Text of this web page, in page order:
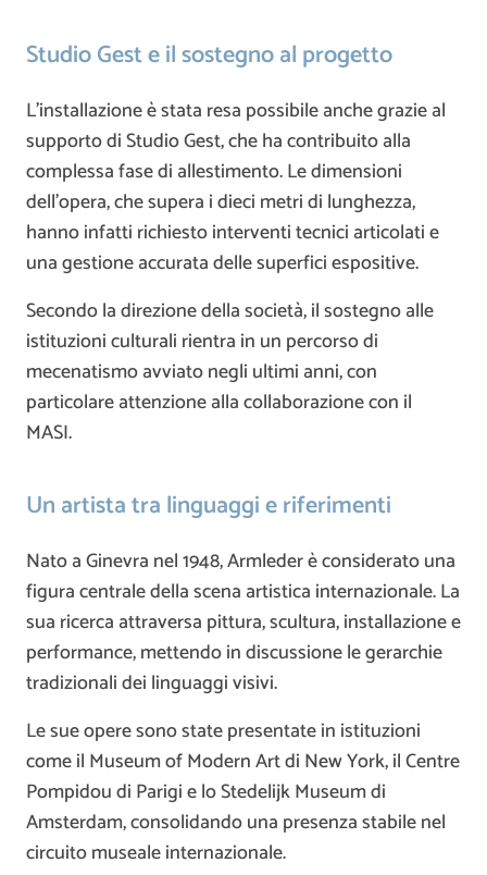
Studio Gest e il sostegno al progetto
L’installazione è stata resa possibile anche grazie al
supporto diStudio Gest, che ha contribuito alla
complessa fase di allestimento. Le dimensioni
dell’opera, che supera i dieci metri di lunghezza,
hanno infatti richiesto interventi tecnici articolati e
una gestione accurata delle superfici espositive.
Secondo la direzione della società, il sostegno alle
istituzioni culturali rientra in un percorso di
mecenatismo avviato negli ultimi anni, con
particolare attenzione alla collaborazione con il
MASI.
Un artista tra linguaggi e riferimenti
Nato a Ginevra nel 1948, Armleder è considerato una
figura centrale della scena artistica internazionale. La
sua ricerca attraversa pittura, scultura, installazione e
performance, mettendo in discussione le gerarchie
tradizionali dei linguaggi visivi.
Le sue opere sono state presentate in istituzioni
come il Museum of Modern Art di New York, il Centre
Pompidou di Parigi e lo Stedelijk Museum di
Amsterdam, consolidando una presenza stabile nel
circuito museale internazionale.